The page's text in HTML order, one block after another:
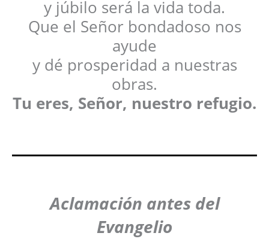
y júbilo será la vida toda.
Que el Señor bondadoso nos
ayude
y dé prosperidad a nuestras
obras.
Tu eres, Señor, nuestro refugio.
Aclamación antes del
Evangelio